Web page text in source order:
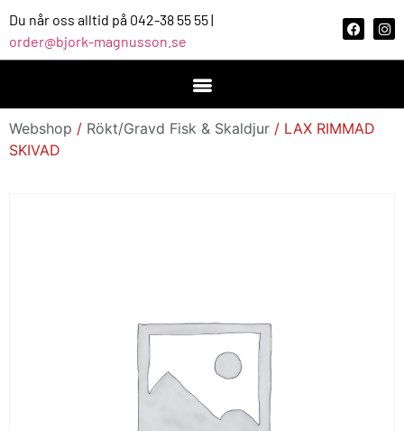
Du når oss alltid på 042-38 55 55 |
order@bjork-magnusson.se
Webshop / Rökt/Gravd Fisk & Skaldjur / LAX RIMMAD
SKIVAD